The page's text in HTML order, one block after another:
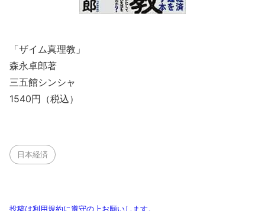
「ザイム真理教」
森永卓郎著
三五館シンシャ
1540円（税込）
日本経済